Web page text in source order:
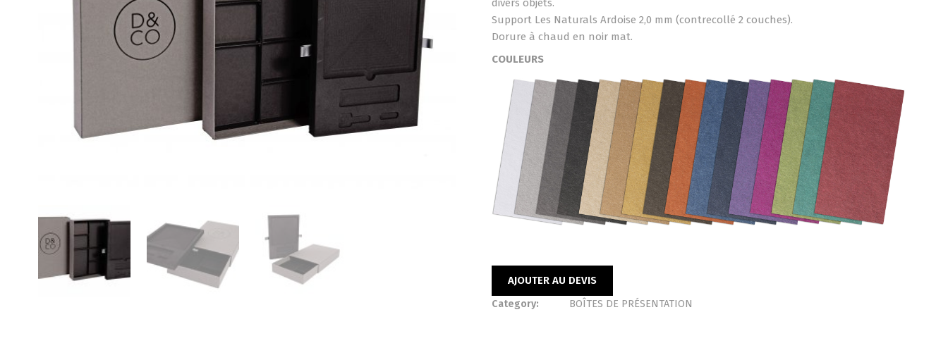
divers objets.
Support Les Naturals Ardoise 2,0 mm (contrecollé 2 couches).
Dorure à chaud en noir mat.
COULEURS
AJOUTER AU DEVIS
Category: BOÎTES DE PRÉSENTATION